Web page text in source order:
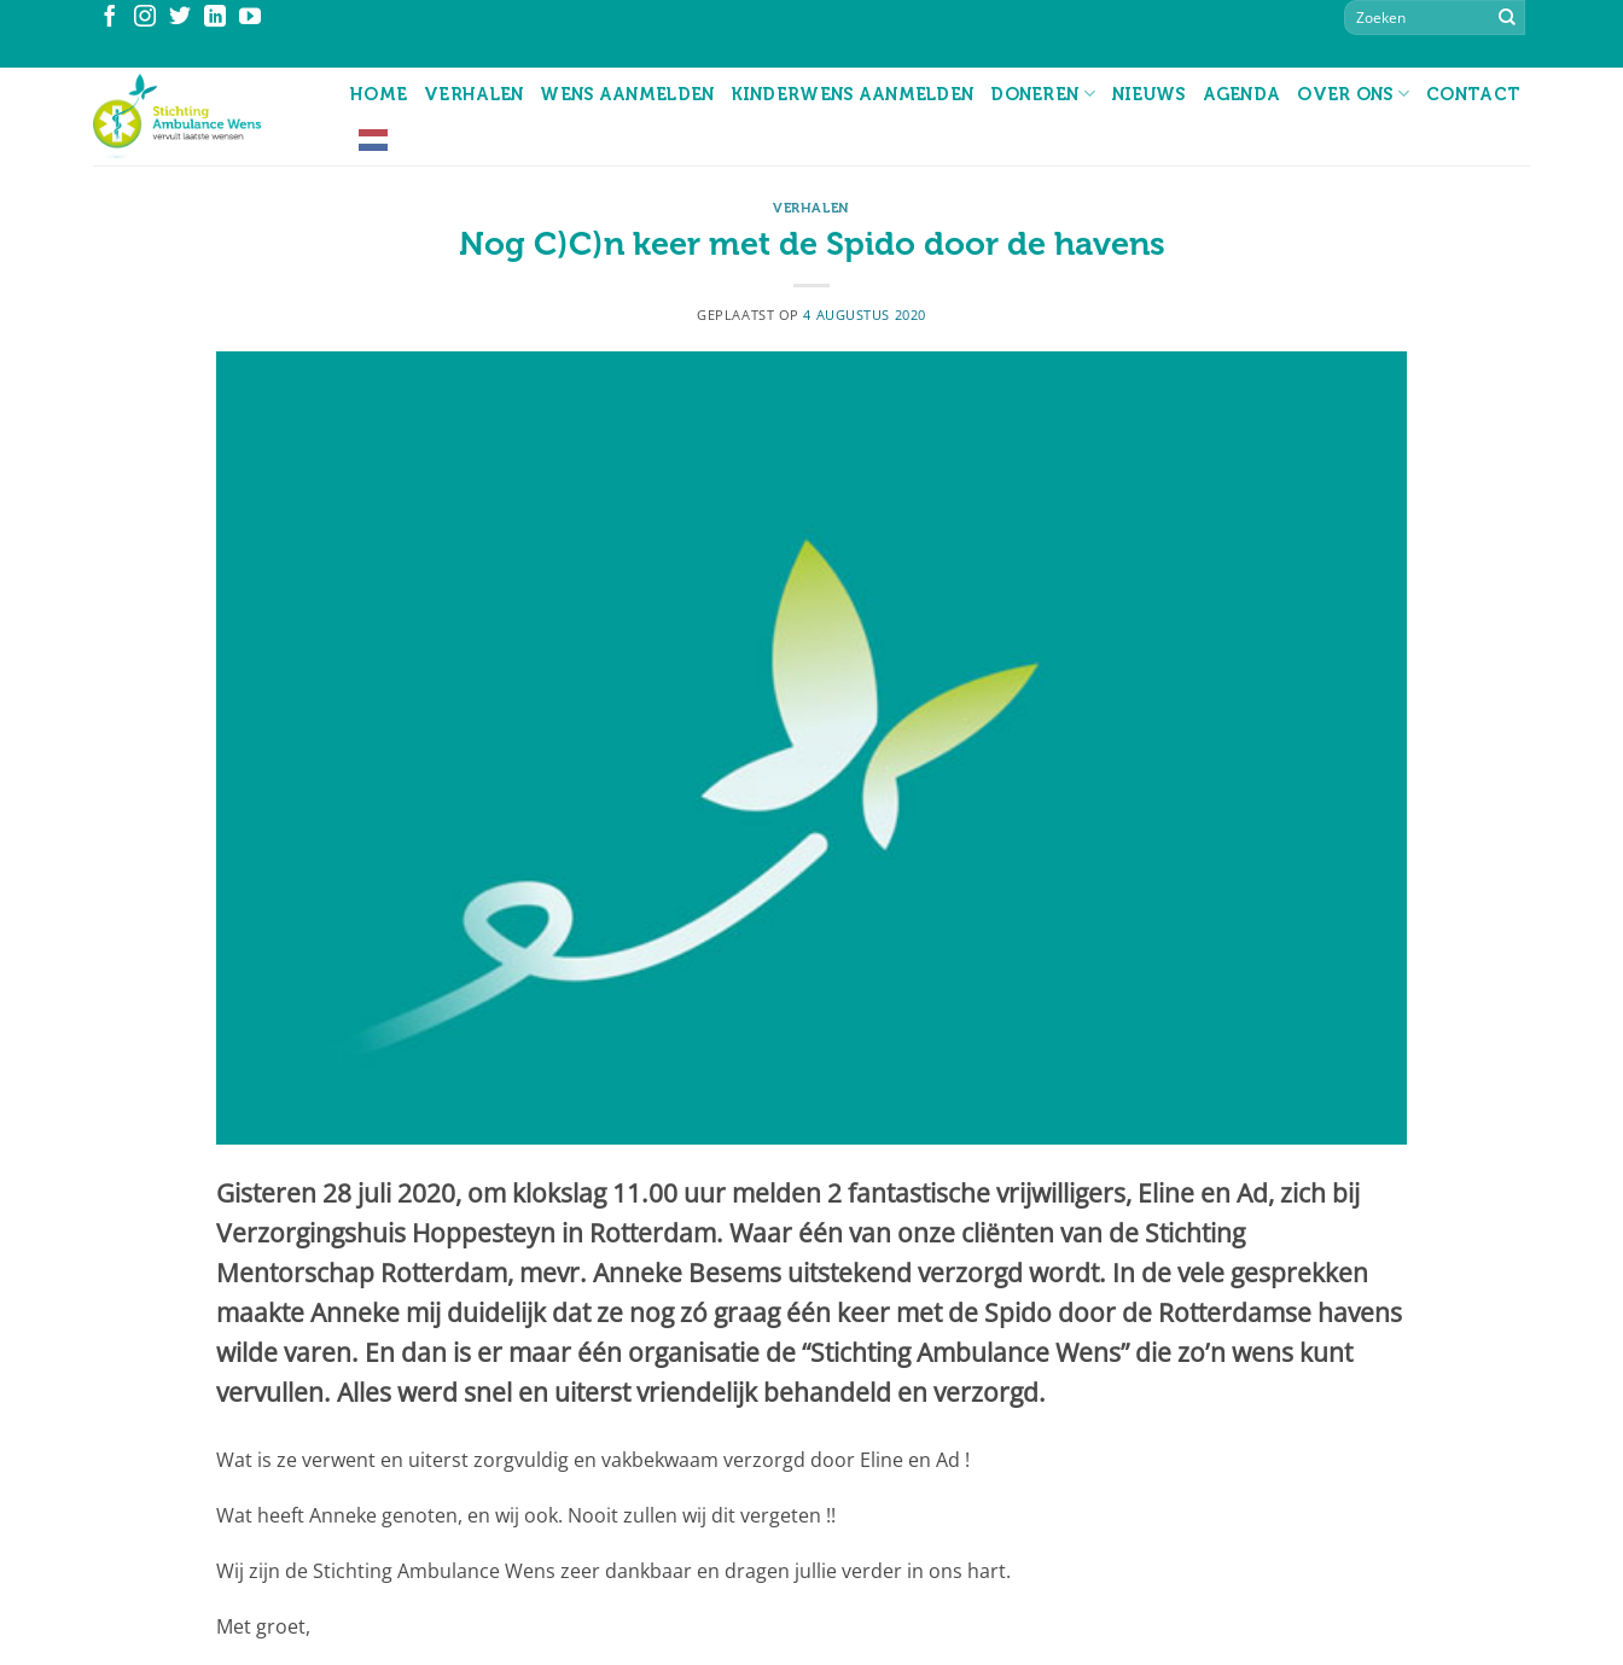
inhoud
HOME VERHALEN WENS AANMELDEN KINDERWENS AANMELDEN DONEREN NIEUWS AGENDA OVER ONS CONTACT
VERHALEN
Nog C)C)n keer met de Spido door de havens
GEPLAATST OP4 AUGUSTUS 2020
Gisteren 28 juli 2020, om klokslag 11.00 uur melden 2 fantastische vrijwilligers, Eline en Ad, zich bij
Verzorgingshuis Hoppesteyn in Rotterdam. Waar één van onze cliënten van de Stichting
Mentorschap Rotterdam, mevr. Anneke Besems uitstekend verzorgd wordt. In de vele gesprekken
maakte Anneke mij duidelijk dat ze nog zó graag één keer met de Spido door de Rotterdamse havens
wilde varen. En dan is er maar één organisatie de “Stichting Ambulance Wens” die zo’n wens kunt
vervullen. Alles werd snel en uiterst vriendelijk behandeld en verzorgd.
Wat is ze verwent en uiterst zorgvuldig en vakbekwaam verzorgd door Eline en Ad !
Wat heeft Anneke genoten, en wij ook. Nooit zullen wij dit vergeten !!
Wij zijn de Stichting Ambulance Wens zeer dankbaar en dragen jullie verder in ons hart.
Met groet,